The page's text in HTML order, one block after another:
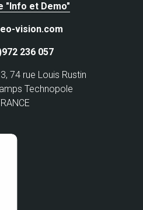
"Info et Demo"
vision.com
236 057
74 rue Louis Rustin
Technopole